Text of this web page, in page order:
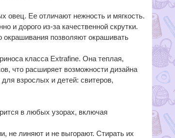
овец. Ее отличают нежность и мягкость.
и дорого из-за качественной скрутки.
окрашивания позволяют окрашивать
класса Extrafine. Она теплая,
что расширяет возможности дизайна
взрослых и детей: свитеров,
в любых узорах, включая
не линяют и не выгорают. Стирать их